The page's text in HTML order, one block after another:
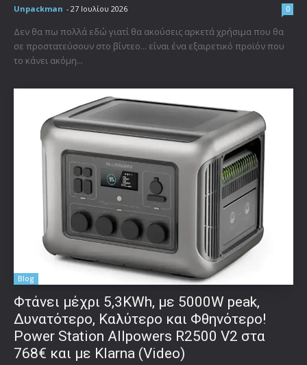
Unpackman - 27 Ιουλίου 2026 0
Δεν θα πω πολλά εδώ γιατί θα ακούσεις αρκετά χρήσιμα που θα
σε προστατεύσουν στο βίντεο... είναι ένα εξαιρετικό προϊόν που
το κάνει ακόμη...
Blog
Φτάνει μέχρι 5,3KWh, με 5000W peak,
Δυνατότερο, Καλύτερο και Φθηνότερο!
Power Station Allpowers R2500 V2 στα
768€ και με Klarna (Video)